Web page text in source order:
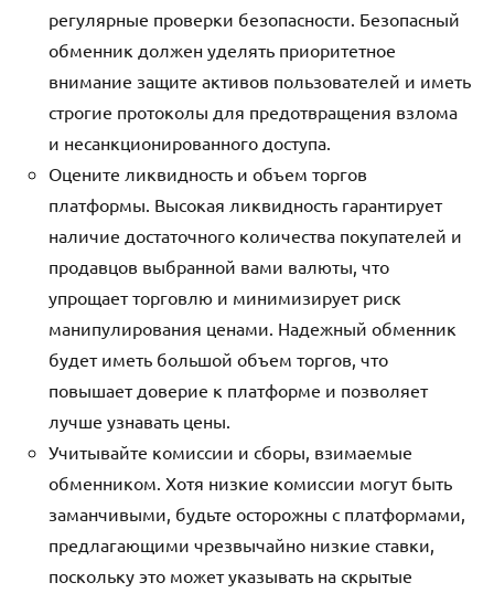
регулярные проверки безопасности. Безопасный
обменник должен уделять приоритетное
внимание защите активов пользователей и иметь
строгие протоколы для предотвращения взлома
и несанкционированного доступа.
Оцените ликвидность и объем торгов
платформы. Высокая ликвидность гарантирует
наличие достаточного количества покупателей и
продавцов выбранной вами валюты, что
упрощает торговлю и минимизирует риск
манипулирования ценами. Надежный обменник
будет иметь большой объем торгов, что
повышает доверие к платформе и позволяет
лучше узнавать цены.
Учитывайте комиссии и сборы, взимаемые
обменником. Хотя низкие комиссии могут быть
заманчивыми, будьте осторожны с платформами,
предлагающими чрезвычайно низкие ставки,
поскольку это может указывать на скрытые